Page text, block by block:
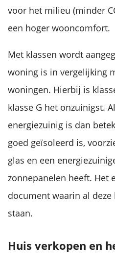
voor het milieu (minder
een hoger wooncomfort.
Met klassen wordt
woning is in vergelijking
woningen. Hierbij is
klasse G het onzuinigst.
energiezuinig is dan
goed geïsoleerd is,
glas en een
zonnepanelen heeft. Het
document waarin al
staan.
Huis verkopen en